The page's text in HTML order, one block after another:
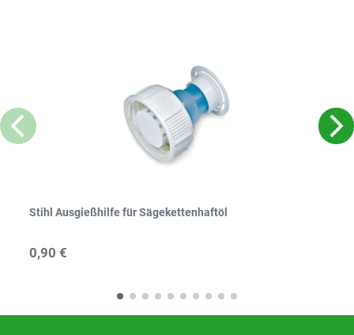
Stihl Ausgießhilfe für Sägekettenhaftöl
0,90 €